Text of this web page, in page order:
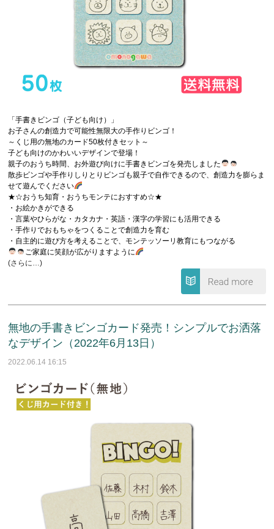
「手書きビンゴ（子ども向け）」
お子さんの創造力で可能性無限大の手作りビンゴ！
～くじ用の無地のカード50枚付きセット～
子ども向けのかわいいデザインで登場！
親子のおうち時間、お外遊び向けに手書きビンゴを発売しました
散歩ビンゴや手作りしりとりビンゴも親子で自作できるので、創造力を膨らま
せて遊んでください
★☆おうち知育・おうちモンテにおすすめ☆★
・お絵かきができる
・言葉やひらがな・カタカナ・英語・漢字の学習にも活用できる
・手作りでおもちゃをつくることで創造力を育む
・自主的に遊び方を考えることで、モンテッソーリ教育にもつながる
ご家庭に笑顔が広がりますように
(さらに…)
無地の手書きビンゴカード発売！シンプルでお洒落
なデザイン（2022年6月13日）
2022.06.14 16:15